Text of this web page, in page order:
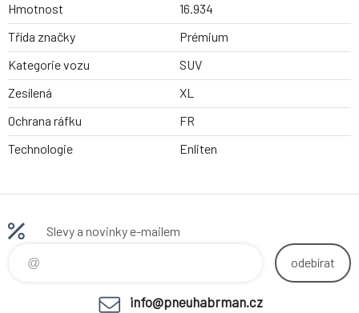
Hmotnost
16.934
Třída značky
Prémium
Kategorie vozu
SUV
Zesílená
XL
Ochrana ráfku
FR
Technologie
Enliten
Slevy a novinky e-mailem
odebírat
info@pneuhabrman.cz